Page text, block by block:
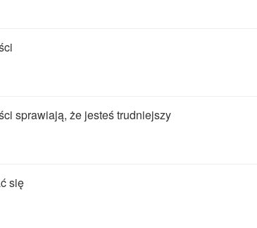
sprawiają, że jesteś trudniejszy
się